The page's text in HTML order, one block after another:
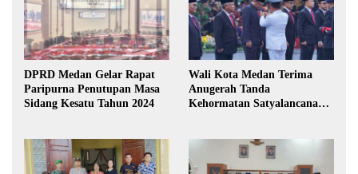
DPRD Medan Gelar Rapat
Paripurna Penutupan Masa
Sidang Kesatu Tahun 2024
Wali Kota Medan Terima
Anugerah Tanda
Kehormatan Satyalancana